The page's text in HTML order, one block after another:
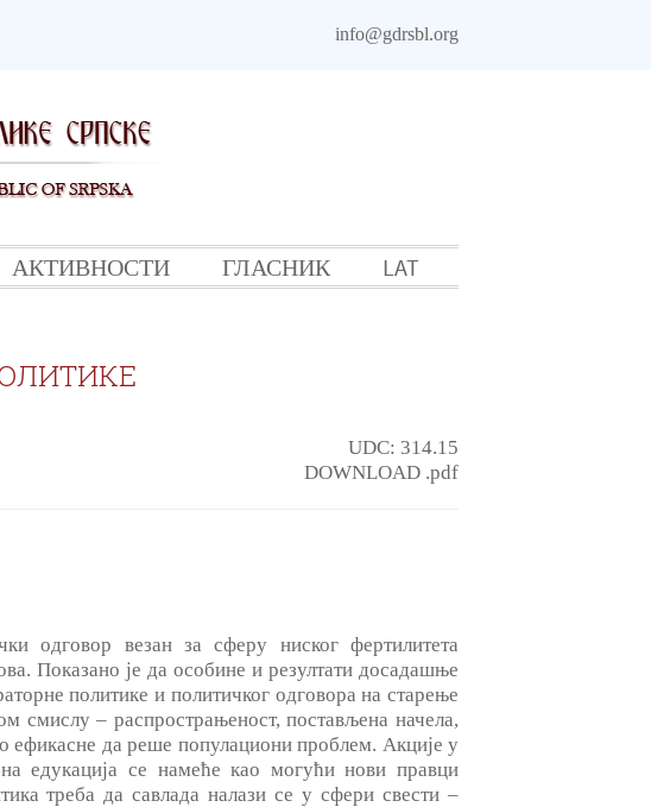
info@gdrsbl.org
АКТИВНОСТИ ГЛАСНИК LAT
UDC: 314.15
DOWNLOAD .pdf
одговор везан за сферу ниског фертилитета
Показано је да особине и резултати досадашње
политике и политичког одговора на старење
смислу ‒ распрострањеност, постављена начела,
да реше популациони проблем. Акције у
едукација се намеће као могући нови правци
треба да савлада налази се у сфери свести ‒